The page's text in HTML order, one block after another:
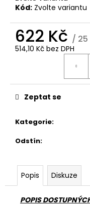
Kód: Zvolte variantu
622 Kč / 25
514,10 Kč bez DPH
Kategorie:
Odstín:
Zeptat se
Popis Diskuze
POPIS
D
o
p
o
u
m
NÁTĚR
EMZ
R